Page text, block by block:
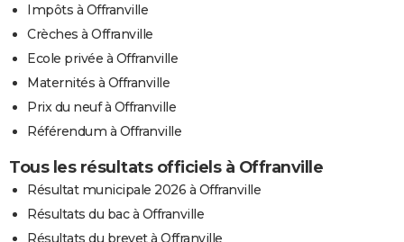
Impôts à Offranville
Crèches à Offranville
Ecole privée à Offranville
Maternités à Offranville
Prix du neuf à Offranville
Référendum à Offranville
Tous les résultats officiels à Offranville
Résultat municipale 2026 à Offranville
Résultats du bac à Offranville
Résultats du brevet à Offranville